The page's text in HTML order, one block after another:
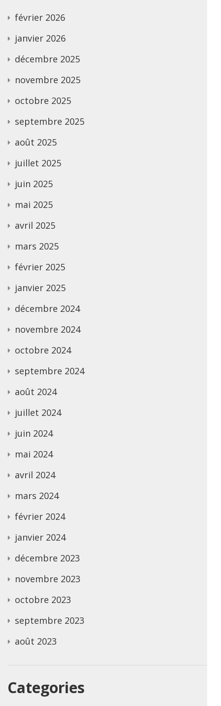
février 2026
janvier 2026
décembre 2025
novembre 2025
octobre 2025
septembre 2025
août 2025
juillet 2025
juin 2025
mai 2025
avril 2025
mars 2025
février 2025
janvier 2025
décembre 2024
novembre 2024
octobre 2024
septembre 2024
août 2024
juillet 2024
juin 2024
mai 2024
avril 2024
mars 2024
février 2024
janvier 2024
décembre 2023
novembre 2023
octobre 2023
septembre 2023
août 2023
Categories